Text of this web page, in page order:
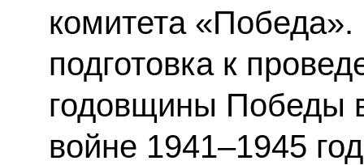
комитета
подготовка к
годовщины Победы
войне 1941–1945